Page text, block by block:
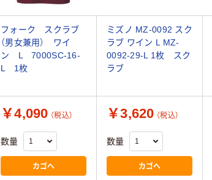
フォーク スクラブ
（男女兼用） ワイ
ン L 7000SC-16-
L 1枚
ミズノ MZ-0092 スク
ラブ ワイン L MZ-
0092-29-L 1枚 スク
ラブ
￥4,090 （税込）
数量
カゴへ
￥3,620 （税込）
数量
カゴへ